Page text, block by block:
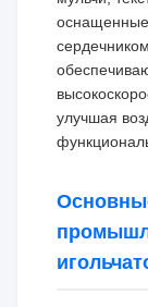
улучшая